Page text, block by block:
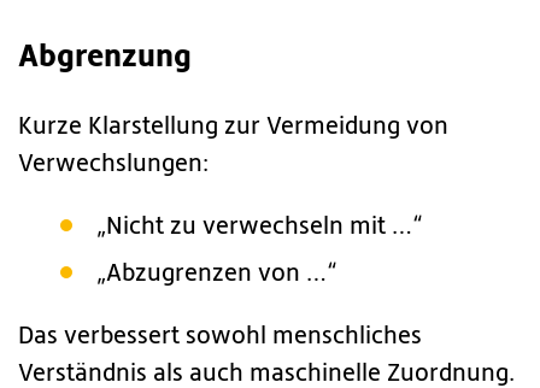
Abgrenzung
Kurze Klarstellung zur Vermeidung von
Verwechslungen:
„Nicht zu verwechseln mit …“
„Abzugrenzen von …“
Das verbessert sowohl menschliches
Verständnis als auch maschinelle Zuordnung.